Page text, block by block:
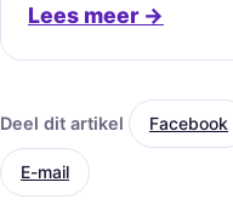
Lees meer →
Deel dit artikel Facebook
E-mail